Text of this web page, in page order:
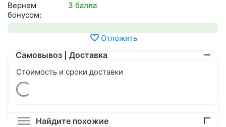
Вернем
бонусом:
3 балла
Отложить
Самовывоз | Доставка
Стоимость и сроки доставки
Найдите похожие